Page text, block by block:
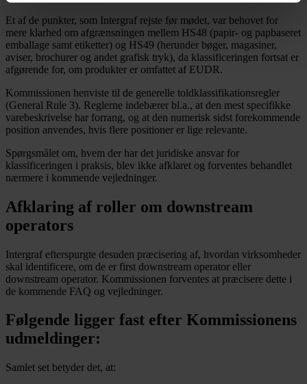
Et af de punkter, som Intergraf rejste før mødet, var behovet for
mere klarhed om afgrænsningen mellem HS48 (papir- og papbaseret
emballage samt etiketter) og HS49 (herunder bøger, magasiner,
aviser, brochurer og andet grafisk tryk), da klassificeringen fortsat er
afgørende for, om produkter er omfattet af EUDR.
Kommissionen henviste til de generelle toldklassifikationsregler
(General Rule 3). Reglerne indebærer bl.a., at den mest specifikke
varebeskrivelse har forrang, og at den numerisk sidst forekommende
position anvendes, hvis flere positioner er lige relevante.
Spørgsmålet om, hvem der har det juridiske ansvar for
klassificeringen i praksis, blev ikke afklaret og forventes behandlet
nærmere i kommende vejledninger.
Afklaring af roller om downstream
operators
Intergraf efterspurgte desuden præcisering af, hvordan virksomheder
skal identificere, om de er first downstream operator eller
downstream operator. Kommissionen forventes at præcisere dette i
de kommende FAQ og vejledninger.
Følgende ligger fast efter Kommissionens
udmeldinger:
Samlet set betyder det, at: